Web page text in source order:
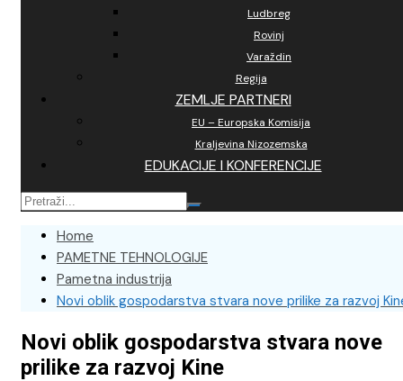
Ludbreg
Rovinj
Varaždin
Regija
ZEMLJE PARTNERI
EU – Europska Komisija
Kraljevina Nizozemska
EDUKACIJE I KONFERENCIJE
Home
PAMETNE TEHNOLOGIJE
Pametna industrija
Novi oblik gospodarstva stvara nove prilike za razvoj
Novi oblik gospodarstva stvara nove
prilike za razvoj Kine